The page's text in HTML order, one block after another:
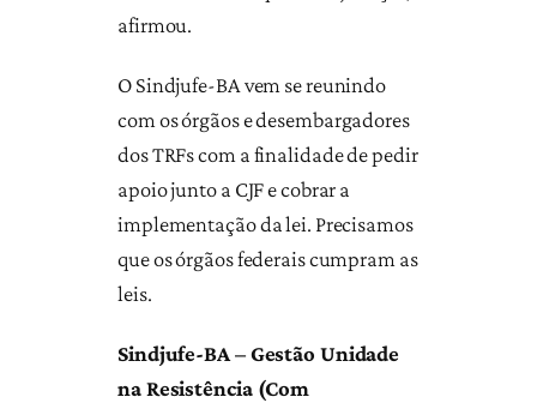
afirmou.
O Sindjufe-BA vem se reunindo
com os órgãos e desembargadores
dos TRFs com a finalidade de pedir
apoio junto a CJF e cobrar a
implementação da lei. Precisamos
que os órgãos federais cumpram as
leis.
Sindjufe-BA – Gestão Unidade
na Resistência (Com